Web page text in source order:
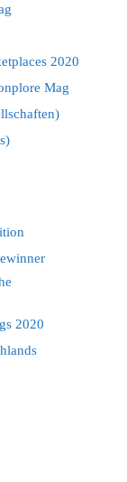
2020
Mag
2020